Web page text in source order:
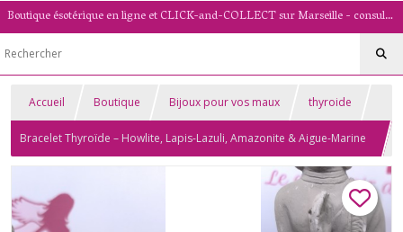
Boutique ésotérique en ligne et CLICK-and-COLLECT sur Marseille - consultation de voyance par mail - livret numérologique (13/PACA)
Accueil Boutique Bijoux pour vos maux thyroide
Bracelet Thyroïde – Howlite, Lapis-Lazuli, Amazonite & Aigue-Marine